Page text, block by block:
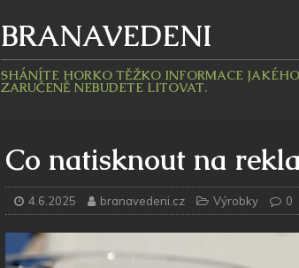
BRANAVEDENI
SHÁNÍTE HORKO TĚŽKO INFORMACE
ZARUČENĚ NEBUDETE LITOVAT.
Co natisknout na
4.6.2025 branavedeni.cz Výrobky 0